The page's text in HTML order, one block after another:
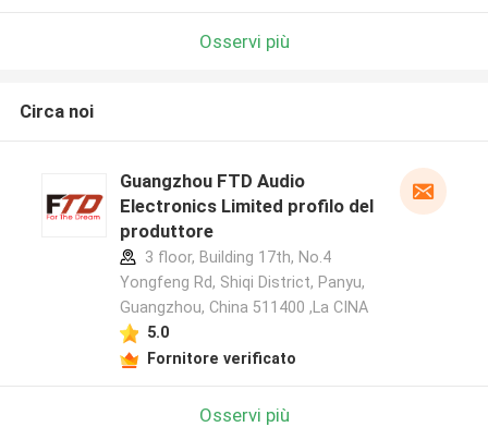
Osservi più
Circa noi
Guangzhou FTD Audio
Electronics Limited profilo del
produttore
3 floor, Building 17th, No.4
Yongfeng Rd, Shiqi District, Panyu,
Guangzhou, China 511400 ,La CINA
5.0
Fornitore verificato
Osservi più